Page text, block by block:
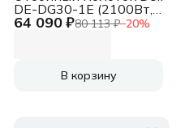
64 090 ₽80 113 ₽−20%
DE-DG30-1E (2100Вт,
75Дж, кейс)
В корзину